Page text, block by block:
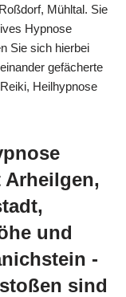
Mühltal. Sie
Hypnose
Sie sich hierbei
gefächerte
Heilhypnose
Arheilgen,
und
-
sind